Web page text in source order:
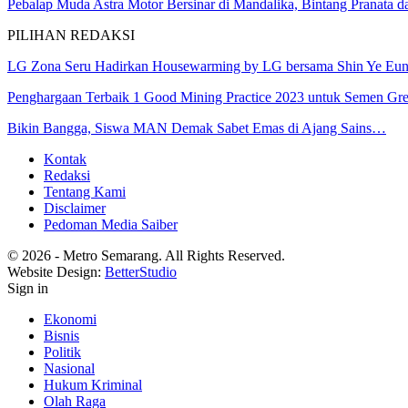
Pebalap Muda Astra Motor Bersinar di Mandalika, Bintang Pranata
PILIHAN REDAKSI
LG Zona Seru Hadirkan Housewarming by LG bersama Shin Ye Eun
Penghargaan Terbaik 1 Good Mining Practice 2023 untuk Semen
Bikin Bangga, Siswa MAN Demak Sabet Emas di Ajang Sains…
Kontak
Redaksi
Tentang Kami
Disclaimer
Pedoman Media Saiber
© 2026 - Metro Semarang. All Rights Reserved.
Website Design: BetterStudio
Sign in
Ekonomi
Bisnis
Politik
Nasional
Hukum Kriminal
Olah Raga